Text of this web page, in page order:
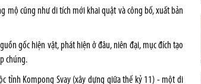
mộ cũng như di tích mới khai quật và công bố, xuất bản
gốc hiện vật, phát hiện ở đâu, niên đại, mục đích tạo
chúng.
tỉnh Kompong Svay (xây dựng giữa thế kỷ 11) - một di